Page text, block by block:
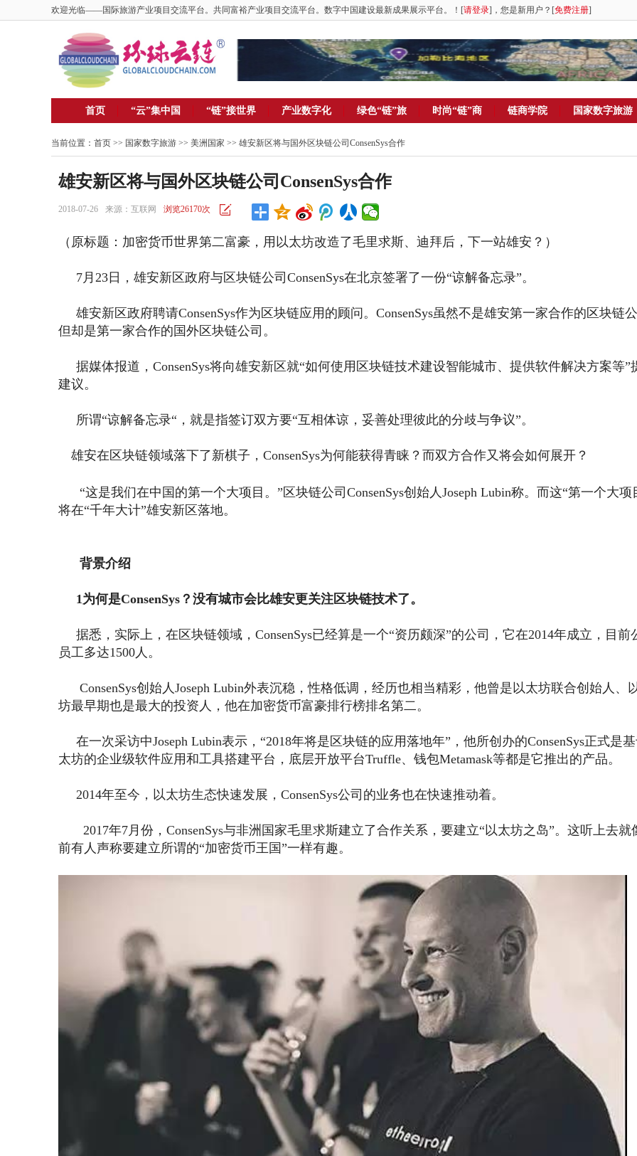
欢迎光临——国际旅游产业项目交流平台。共同富裕产业项目交流平台。数字中国建设最新成果展示平台。！[请登录]，您是新用户？[免费注册]
首页 “云”集中国 “链”接世界 产业数字化 绿色“链”旅 时尚“链”商 链商学院 国家数字旅游
当前位置： 首页 >> 国家数字旅游 >> 美洲国家 >> 雄安新区将与国外区块链公司ConsenSys合作
雄安新区将与国外区块链公司ConsenSys合作
2018-07-26 来源：互联网 浏览26170次
（原标题：加密货币世界第二富豪，用以太坊改造了毛里求斯、迪拜后，下一站雄安？）
7月23日，雄安新区政府与区块链公司ConsenSys在北京签署了一份“谅解备忘录”。
雄安新区政府聘请ConsenSys作为区块链应用的顾问。 ConsenSys虽然不是雄安第一家合作的区块链公
但却是第一家合作的国外区块链公司。
据媒体报道，ConsenSys将向雄安新区就“如何使用区块链技术建设智能城市、提供软件解决方案等”
建议。
所谓“谅解备忘录“，就是指签订双方要“互相体谅，妥善处理彼此的分歧与争议”。
雄安在区块链领域落下了新棋子，ConsenSys为何能获得青睐？而双方合作又将会如何展开？
“这是我们在中国的第一个大项目。”区块链公司ConsenSys创始人Joseph Lubin称。 而这“第一个大项
将在“千年大计”雄安新区落地。
背景介绍
1为何是ConsenSys？ 没有城市会比雄安更关注区块链技术了。
据悉，实际上，在区块链领域，ConsenSys已经算是一个“资历颇深”的公司，它在2014年成立，目前
员工多达1500人。
ConsenSys创始人Joseph Lubin外表沉稳，性格低调，经历也相当精彩，他曾是以太坊联合创始人、
坊最早期也是最大的投资人，他在加密货币富豪排行榜排名第二。
在一次采访中Joseph Lubin表示，“2018年将是区块链的应用落地年”，他所创办的ConsenSys正式是
太坊的企业级软件应用和工具搭建平台，底层开放平台Truffle、钱包Metamask等都是它推出的产品。
2014年至今，以太坊生态快速发展，ConsenSys公司的业务也在快速推动着。
2017年7月份，ConsenSys与非洲国家毛里求斯建立了合作关系，要建立“以太坊之岛”。这听上去就
前有人声称要建立所谓的“加密货币王国”一样有趣。